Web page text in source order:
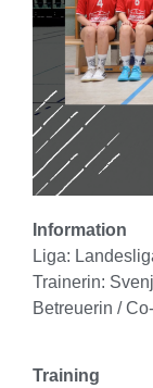
Information
Liga:
Trainerin:
Betreuerin /
Training